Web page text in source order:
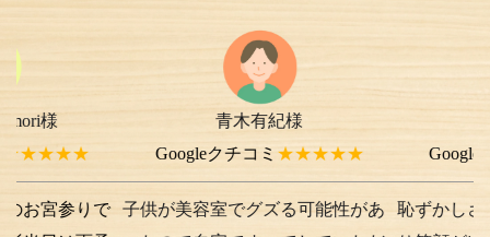
りで
青木有紀様
Googleクチコミ★★★★★
子供が美容室でグズる可能性があ
Googleクチコミ
恥ずかしさから最初